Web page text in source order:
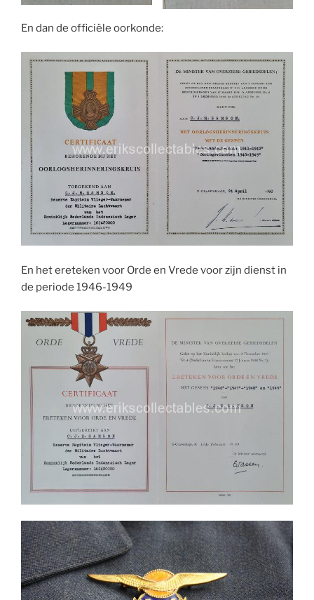
En dan de officiële oorkonde:
En het ereteken voor Orde en Vrede voor zijn dienst in
de periode 1946-1949